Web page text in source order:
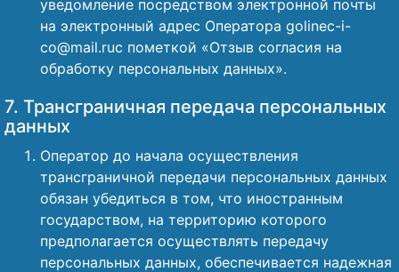
уведомление посредством электронной почты
на электронный адрес Оператора golinec-i-
co@mail.ruс пометкой «Отзыв согласия на
обработку персональных данных».
7. Трансграничная передача персональных
данных
Оператор до начала осуществления
трансграничной передачи персональных данных
обязан убедиться в том, что иностранным
государством, на территорию которого
предполагается осуществлять передачу
персональных данных, обеспечивается надежная